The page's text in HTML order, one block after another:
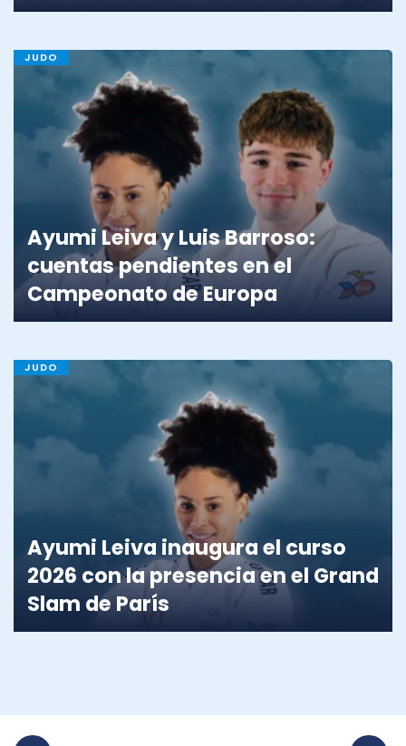
JUDO
Ayumi Leiva y Luis Barroso:
cuentas pendientes en el
Campeonato de Europa
JUDO
Ayumi Leiva inaugura el curso
2026 con la presencia en el Grand
Slam de París